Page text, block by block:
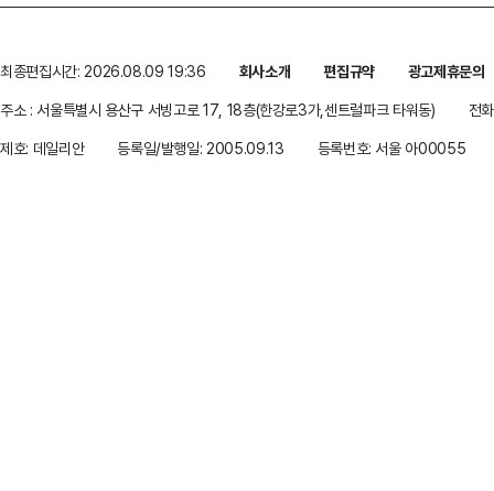
최종편집시간: 2026.08.09 19:36 회사소개 편집규약
광고제휴문의
주소 : 서울특별시 용산구 서빙고로 17, 18층(한강로3가,센트럴파크 타워동)
전
제호: 데일리안
등록일/발행일: 2005.09.13 등록번호: 서울 아00055